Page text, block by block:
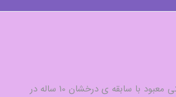
فروشگاه ارایشی بهداشتی معبود با سابقه ی درخشان 10 ساله در